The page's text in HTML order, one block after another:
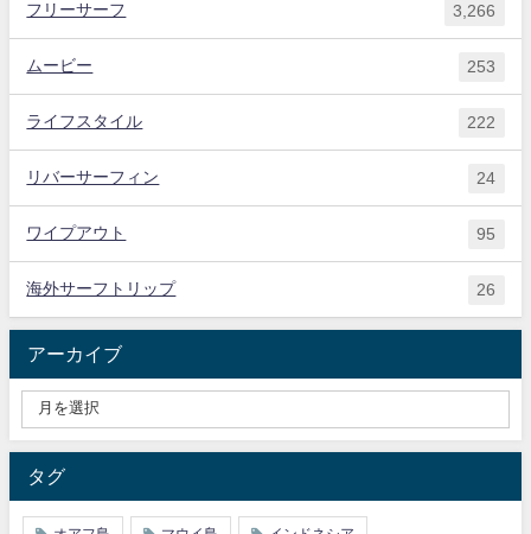
フリーサーフ 3,266
ムービー 253
ライフスタイル 222
リバーサーフィン 24
ワイプアウト 95
海外サーフトリップ 26
アーカイブ
タグ